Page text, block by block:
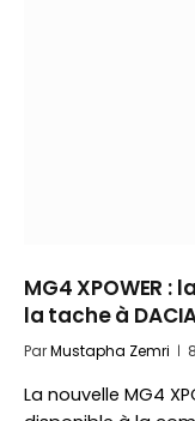
MG4 XPOWER
la tache à
ParMustapha Zemri
La nouvelle MG4